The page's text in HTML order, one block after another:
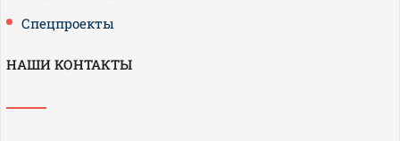
Спецпроекты
НАШИ КОНТАКТЫ